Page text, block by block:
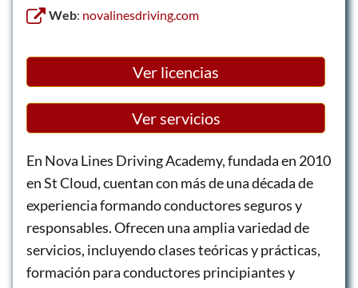
Web: novalinesdriving.com
Ver licencias
Ver servicios
En Nova Lines Driving Academy, fundada en 2010
en St Cloud, cuentan con más de una década de
experiencia formando conductores seguros y
responsables. Ofrecen una amplia variedad de
servicios, incluyendo clases teóricas y prácticas,
formación para conductores principiantes y